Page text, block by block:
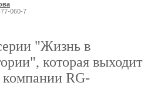
060-7
"Жизнь в
которая выходит
RG-